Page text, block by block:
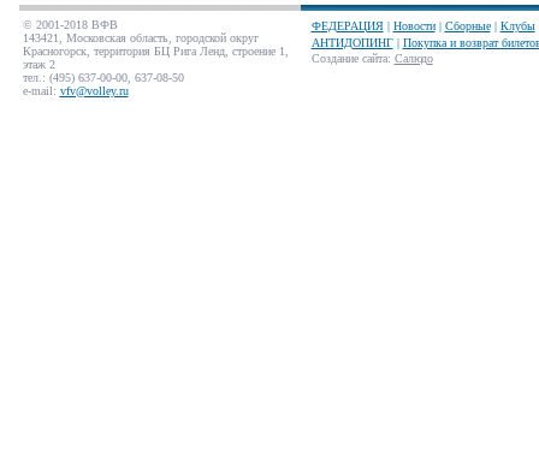
© 2001-2018 ВФВ
143421, Московская область, городской округ
Красногорск, территория БЦ Рига Ленд, строение 1,
этаж 2
тел.: (495) 637-00-00, 637-08-50
e-mail: vfv@volley.ru
ФЕДЕРАЦИЯ| Новости| Сборные| Клубы
АНТИДОПИНГ| Покупка и возврат
Создание сайта: Салюдо